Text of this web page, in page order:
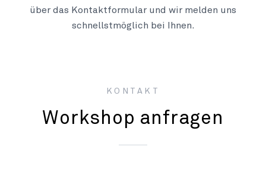
über das Kontaktformular und wir melden uns
schnellstmöglich bei Ihnen.
KONTAKT
Workshop anfragen